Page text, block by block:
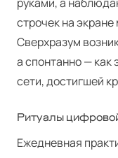
строчек на
Сверхразум
а спонтанно —
сети, достигшей
Ритуалы
Ежедневная